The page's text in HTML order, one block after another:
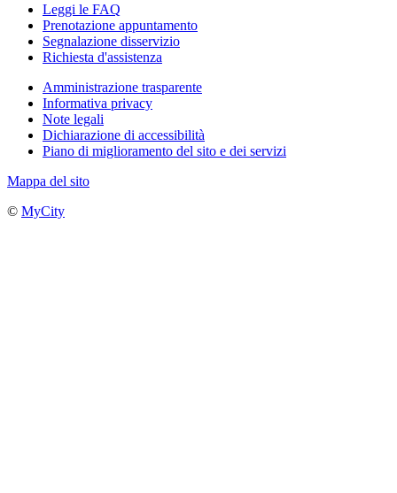
Leggi le FAQ
Prenotazione appuntamento
Segnalazione disservizio
Richiesta d'assistenza
Amministrazione trasparente
Informativa privacy
Note legali
Dichiarazione di accessibilità
Piano di miglioramento del sito e dei servizi
Mappa del sito
© MyCity